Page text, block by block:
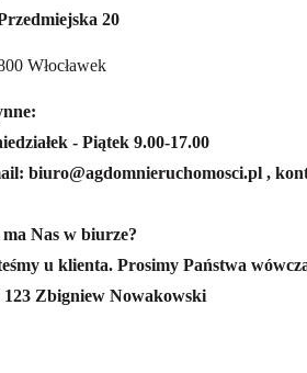
20
Włocławek
- Piątek 9.00-17.00
biuro@agdomnieruchomosci.pl ,
Nas w biurze?
u klienta. Prosimy Państwa
123 Zbigniew Nowakowski